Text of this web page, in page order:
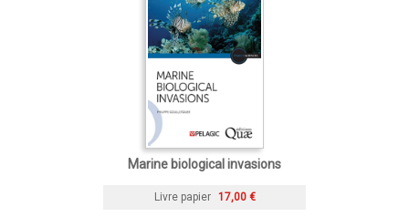
Marine biological invasions
Livre papier 17,00 €